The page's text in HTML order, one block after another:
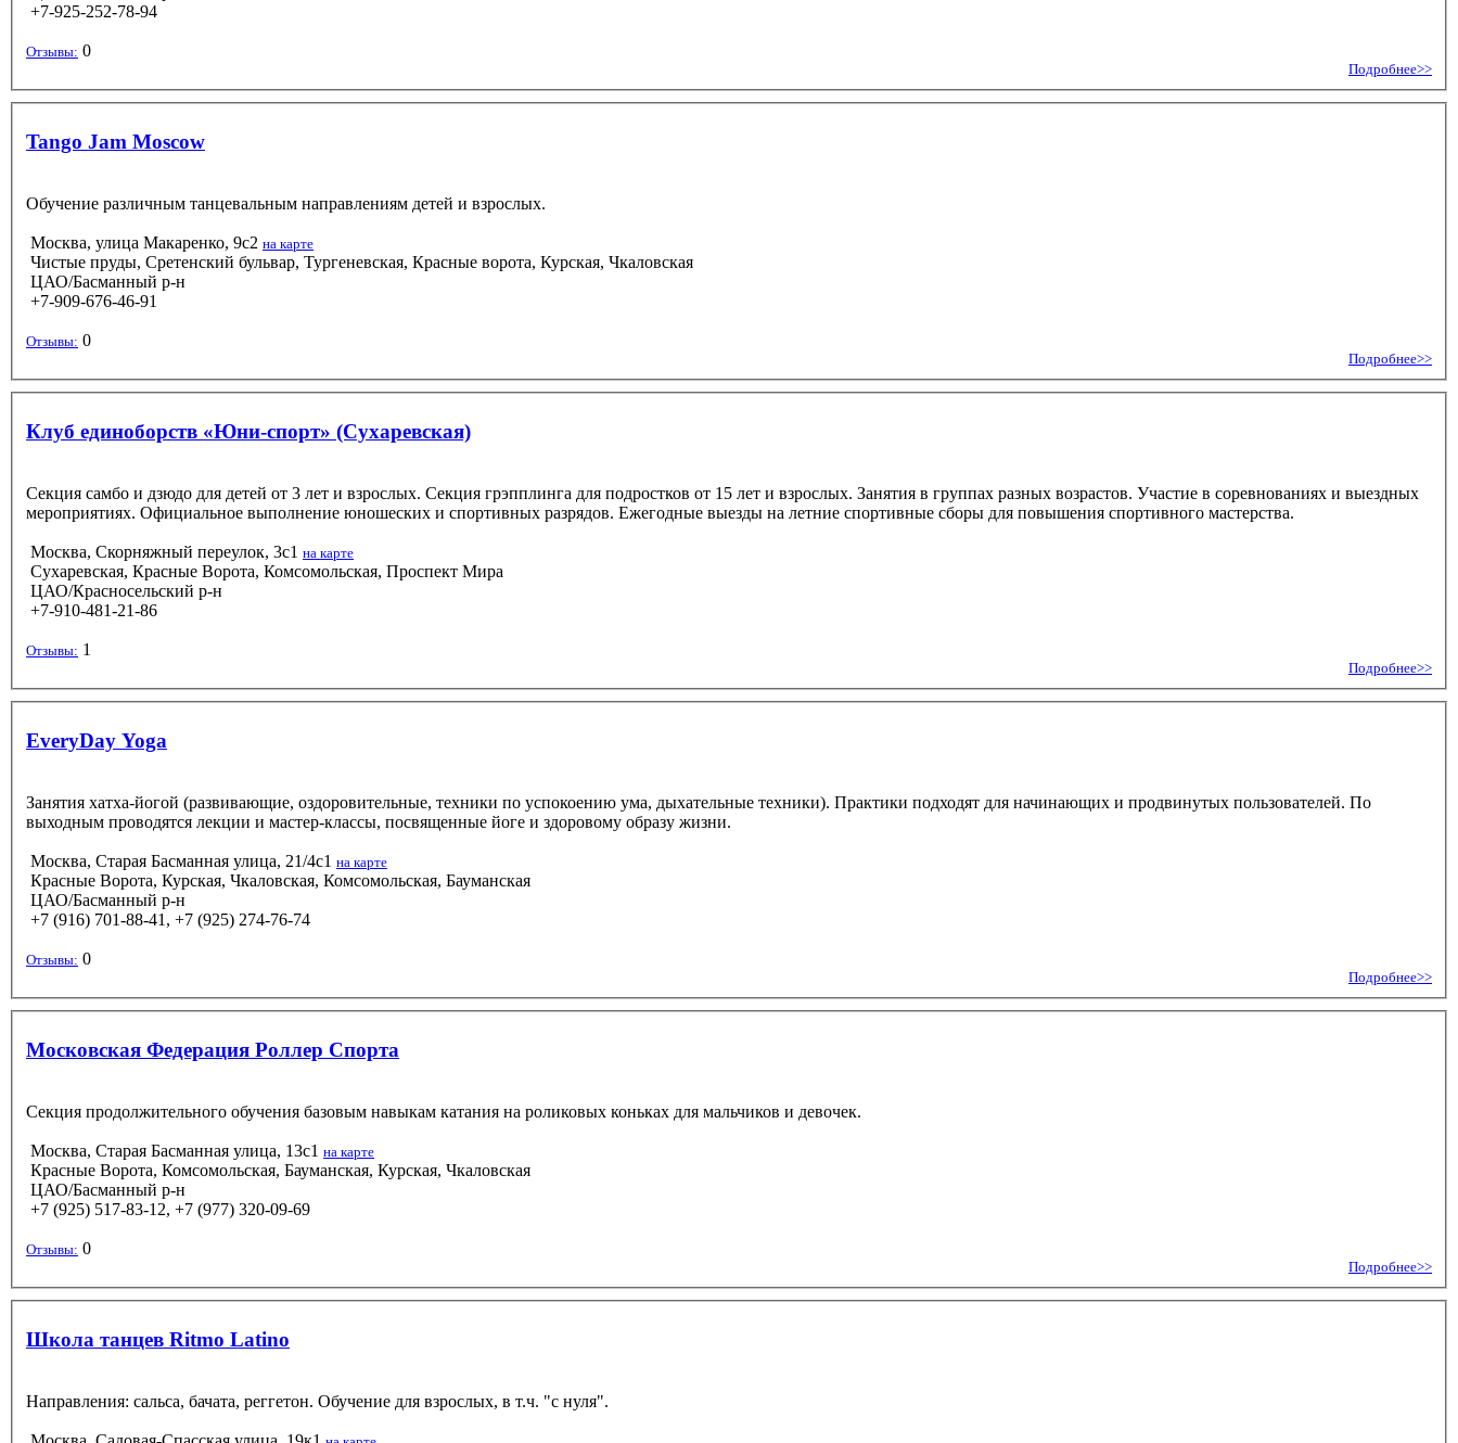
+7-925-252-78-94
Отзывы: 0
Подробнее>>
Tango Jam Moscow
Обучение различным танцевальным направлениям детей и взрослых.
Москва, улица Макаренко, 9с2 на карте
Чистые пруды, Сретенский бульвар, Тургеневская, Красные ворота, Курская, Чкаловская
ЦАО/Басманный р-н
+7-909-676-46-91
Отзывы: 0
Подробнее>>
Клуб единоборств «Юни-спорт» (Сухаревская)
Секция самбо и дзюдо для детей от 3 лет и взрослых. Секция грэпплинга для подростков от 15 лет и взрослых. Занятия в группах разных возрастов. Участие в соревнованиях и выездных
мероприятиях. Официальное выполнение юношеских и спортивных разрядов. Ежегодные выезды на летние спортивные сборы для повышения спортивного мастерства.
Москва, Скорняжный переулок, 3с1 на карте
Сухаревская, Красные Ворота, Комсомольская, Проспект Мира
ЦАО/Красносельский р-н
+7-910-481-21-86
Отзывы: 1
Подробнее>>
EveryDay Yoga
Занятия хатха-йогой (развивающие, оздоровительные, техники по успокоению ума, дыхательные техники). Практики подходят для начинающих и продвинутых пользователей. По
выходным проводятся лекции и мастер-классы, посвященные йоге и здоровому образу жизни.
Москва, Старая Басманная улица, 21/4с1 на карте
Красные Ворота, Курская, Чкаловская, Комсомольская, Бауманская
ЦАО/Басманный р-н
+7 (916) 701-88-41, +7 (925) 274-76-74
Отзывы: 0
Подробнее>>
Московская Федерация Роллер Спорта
Секция продолжительного обучения базовым навыкам катания на роликовых коньках для мальчиков и девочек.
Москва, Старая Басманная улица, 13с1 на карте
Красные Ворота, Комсомольская, Бауманская, Курская, Чкаловская
ЦАО/Басманный р-н
+7 (925) 517-83-12, +7 (977) 320-09-69
Отзывы: 0
Подробнее>>
Школа танцев Ritmo Latino
Направления: сальса, бачата, реггетон. Обучение для взрослых, в т.ч. "с нуля".